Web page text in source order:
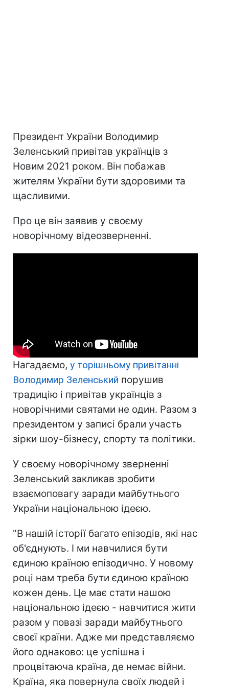
Президент України Володимир
Зеленський привітав українців з
Новим 2021 роком. Він побажав
жителям України бути здоровими та
щасливими.
Про це він заявив у своєму
новорічному відеозверненні.
Нагадаємо, у торішньому привітанні
Володимир Зеленський порушив
традицію і привітав українців з
новорічними святами не один. Разом з
президентом у записі брали участь
зірки шоу-бізнесу, спорту та політики.
У своєму новорічному зверненні
Зеленський закликав зробити
взаємоповагу заради майбутнього
України національною ідеєю.
"В нашій історії багато епізодів, які нас
об'єднують. І ми навчилися бути
єдиною країною епізодично. У новому
році нам треба бути єдиною країною
кожен день. Це має стати нашою
національною ідеєю - навчитися жити
разом у повазі заради майбутнього
своєї країни. Адже ми представляємо
його однаково: це успішна і
процвітаюча країна, де немає війни.
Країна, яка повернула своїх людей і